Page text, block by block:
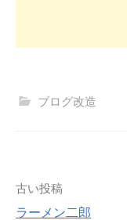
ブログ改造
投
古い投稿
ラーメン二郎